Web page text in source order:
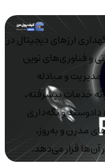
ارزهای دیجیتال در
و فناوری‌های نوین
و مبادله
خدمات پیشرفته،
و نگه‌داری
مدرن و به‌روز،
آن‌ها قرار می‌دهد.